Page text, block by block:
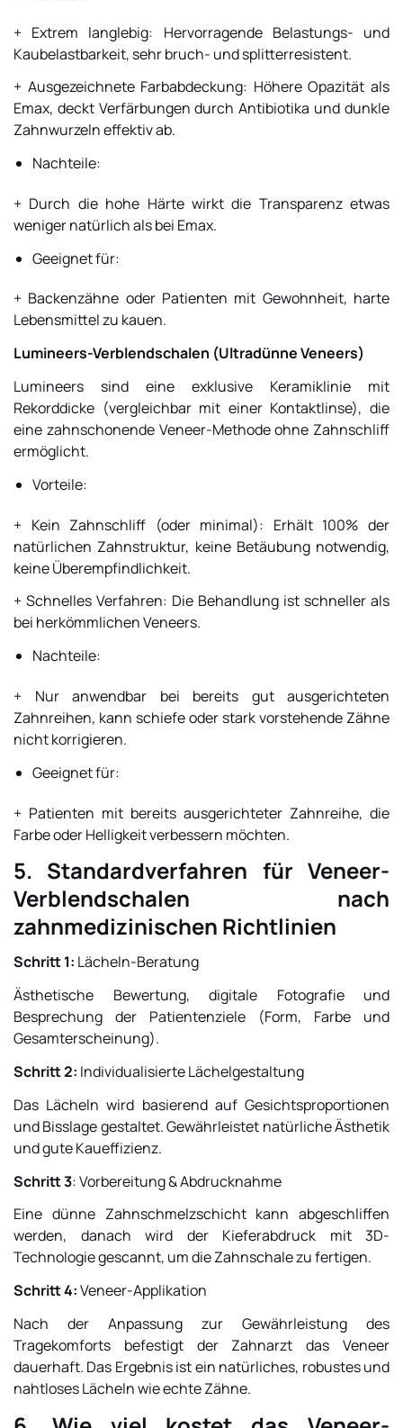
+ Extrem langlebig: Hervorragende Belastungs- und
Kaubelastbarkeit, sehr bruch- und splitterresistent.
+ Ausgezeichnete Farbabdeckung: Höhere Opazität als
Emax, deckt Verfärbungen durch Antibiotika und dunkle
Zahnwurzeln effektiv ab.
Nachteile:
+ Durch die hohe Härte wirkt die Transparenz etwas
weniger natürlich als bei Emax.
Geeignet für:
+ Backenzähne oder Patienten mit Gewohnheit, harte
Lebensmittel zu kauen.
Lumineers-Verblendschalen (Ultradünne Veneers)
Lumineers sind eine exklusive Keramiklinie mit
Rekorddicke (vergleichbar mit einer Kontaktlinse), die
eine zahnschonende Veneer-Methode ohne Zahnschliff
ermöglicht.
Vorteile:
+ Kein Zahnschliff (oder minimal): Erhält 100% der
natürlichen Zahnstruktur, keine Betäubung notwendig,
keine Überempfindlichkeit.
+ Schnelles Verfahren: Die Behandlung ist schneller als
bei herkömmlichen Veneers.
Nachteile:
+ Nur anwendbar bei bereits gut ausgerichteten
Zahnreihen, kann schiefe oder stark vorstehende Zähne
nicht korrigieren.
Geeignet für:
+ Patienten mit bereits ausgerichteter Zahnreihe, die
Farbe oder Helligkeit verbessern möchten.
5. Standardverfahren für Veneer-
Verblendschalen nach
zahnmedizinischen Richtlinien
Schritt 1: Lächeln-Beratung
Ästhetische Bewertung, digitale Fotografie und
Besprechung der Patientenziele (Form, Farbe und
Gesamterscheinung).
Schritt 2: Individualisierte Lächelgestaltung
Das Lächeln wird basierend auf Gesichtsproportionen
und Bisslage gestaltet. Gewährleistet natürliche Ästhetik
und gute Kaueffizienz.
Schritt 3:Vorbereitung & Abdrucknahme
Eine dünne Zahnschmelzschicht kann abgeschliffen
werden, danach wird der Kieferabdruck mit 3D-
Technologie gescannt, um die Zahnschale zu fertigen.
Schritt 4:Veneer-Applikation
Nach der Anpassung zur Gewährleistung des
Tragekomforts befestigt der Zahnarzt das Veneer
dauerhaft. Das Ergebnis ist ein natürliches, robustes und
nahtloses Lächeln wie echte Zähne.